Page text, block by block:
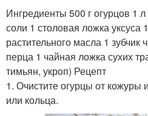
Ингредиенты 500 г огурцов 1
соли 1 столовая ложка уксуса
растительного масла 1 зубчик
перца 1 чайная ложка сухих
тимьян, укроп) Рецепт
1. Очистите огурцы от кожуры
или кольца.